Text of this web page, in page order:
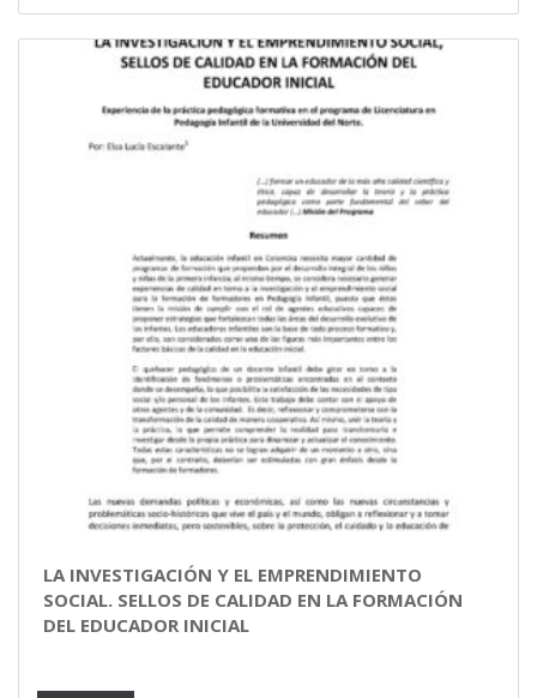
LA INVESTIGACIÓN Y EL EMPRENDIMIENTO
SOCIAL. SELLOS DE CALIDAD EN LA FORMACIÓN
DEL EDUCADOR INICIAL